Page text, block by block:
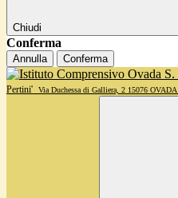
Chiudi
Conferma
Annulla Conferma
Pertini'
Via Duchessa di Galliera, 2 15076 OVADA